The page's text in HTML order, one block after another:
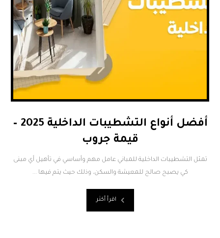
أفضل أنواع التشطيبات الداخلية 2025 –
قيمة جروب
تمثل التشطيبات الداخلية للمباني عامل مهم وأساسي في تأهيل أي مبنى
كي يصبح صالح للمعيشة والسكن، وذلك حيث يتم فيها ...
اقرأ أكثر